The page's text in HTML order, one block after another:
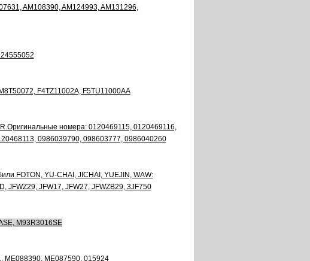
AM108390, AM124993, AM131296,
F4TZ11002A, F5TU11000AA
номера: 0120469115, 0120469116,
0986039790, 098603777, 0986040260
FOTON, YU-CHAI, JICHAI, YUEJIN, WAW:
JFWZ29, JFW17, JFW27, JFWZB29, 3JF750
M93R3016SE
ME088390, ME087590, 015924